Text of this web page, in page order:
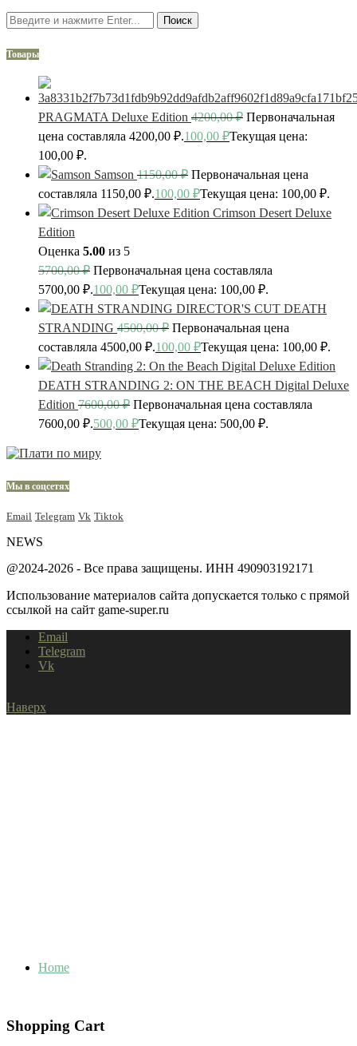
Поиск
Товары
PRAGMATA Deluxe Edition 4200,00₽ Первоначальная
цена составляла 4200,00 ₽.100,00 ₽Текущая цена:
100,00 ₽.
Samson 1150,00₽ Первоначальная цена
составляла 1150,00 ₽.100,00 ₽Текущая цена: 100,00 ₽.
Crimson Desert Deluxe
Edition
Оценка 5.00 из 5
5700,00₽ Первоначальная цена составляла
5700,00 ₽.100,00 ₽Текущая цена: 100,00 ₽.
DEATH
STRANDING 4500,00₽ Первоначальная цена
составляла 4500,00 ₽.100,00 ₽Текущая цена: 100,00 ₽.
DEATH STRANDING 2: ON THE BEACH Digital Deluxe
Edition 7600,00₽ Первоначальная цена составляла
7600,00 ₽.500,00 ₽Текущая цена: 500,00 ₽.
Мы в соцсетях
Email Telegram Vk Tiktok
NEWS
@2024-2026 - Все права защищены. ИНН 490903192171
Использование материалов сайта допускается только с прямой
ссылкой на сайт game-super.ru
Email
Telegram
Vk
Наверх